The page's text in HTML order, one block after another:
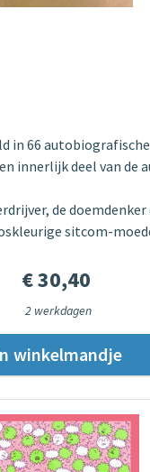
in 66
innerlijk deel van de
de
sitcom-
€ 30,40
2 werkdagen